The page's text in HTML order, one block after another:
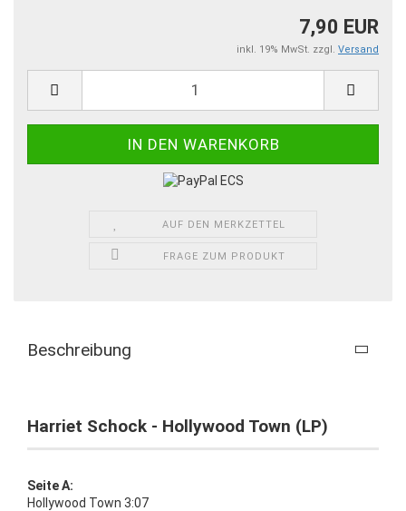
7,90 EUR
inkl. 19% MwSt. zzgl. Versand
AUF DEN MERKZETTEL
FRAGE ZUM PRODUKT
Beschreibung
Harriet Schock - Hollywood Town (LP)
Seite A:
Hollywood Town 3:07